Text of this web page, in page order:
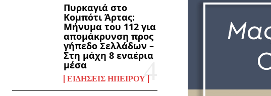
Πυρκαγιά στο
Κομπότι Άρτας:
Μήνυμα του 112 για
απομάκρυνση προς
γήπεδο Σελλάδων –
Στη μάχη 8 εναέρια
μέσα
ΕΙΔΉΣΕΙΣ ΗΠΕΊΡΟΥ